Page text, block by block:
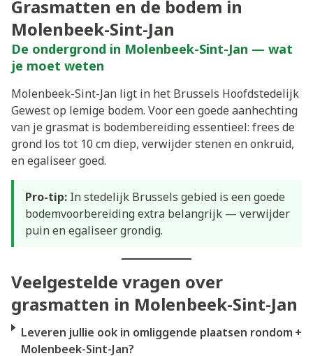
Grasmatten en de bodem in
Molenbeek-Sint-Jan
De ondergrond in Molenbeek-Sint-Jan — wat
je moet weten
Molenbeek-Sint-Jan ligt in het Brussels Hoofdstedelijk
Gewest op lemige bodem. Voor een goede aanhechting
van je grasmat is bodembereiding essentieel: frees de
grond los tot 10 cm diep, verwijder stenen en onkruid,
en egaliseer goed.
Pro-tip: In stedelijk Brussels gebied is een goede
bodemvoorbereiding extra belangrijk — verwijder
puin en egaliseer grondig.
Veelgestelde vragen over
grasmatten in Molenbeek-Sint-Jan
Leveren jullie ook in omliggende plaatsen rondom
Molenbeek-Sint-Jan?
+